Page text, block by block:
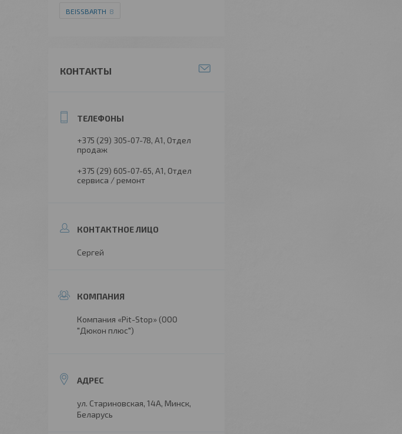
BEISSBARTH 8
КОНТАКТЫ
+375 (29) 305-07-78 А1, Отдел
продаж
+375 (29) 605-07-65 А1, Отдел
сервиса / ремонт
Сергей
Компания «Pit-Stop» (ООО
"Дюкон плюс")
ул. Стариновская, 14А, Минск,
Беларусь